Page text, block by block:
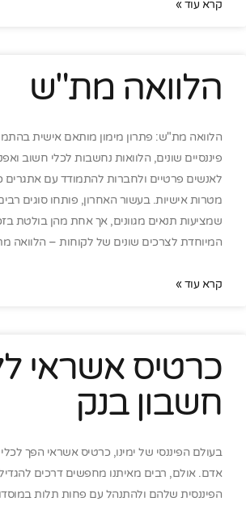
קרא עוד »
הלוואה מת"ש
הלוואה מת"ש: פתרון מימון מותאם אישית
פיננסיים שונים, הלוואות נחשבות לכלי חשוב
לאנשים פרטיים ולחברות להתמודד עם אתגרים
מטרות אישיות. בעשור האחרון, פותחו סוגים
שמציעות תנאים מגוונים, אך אחת מהן בולטת
המיוחדת לצרכים שונים של לקוחות – הלוואה
קרא עוד »
כרטיס אשראי
חשבון בנק
בעולם הפיננסי של ימינו, כרטיס אשראי הפך
אדם. אולם, רבים מאיתנו מחפשים דרכים
הפיננסית שלהם ולהתנהל עם פחות תלות